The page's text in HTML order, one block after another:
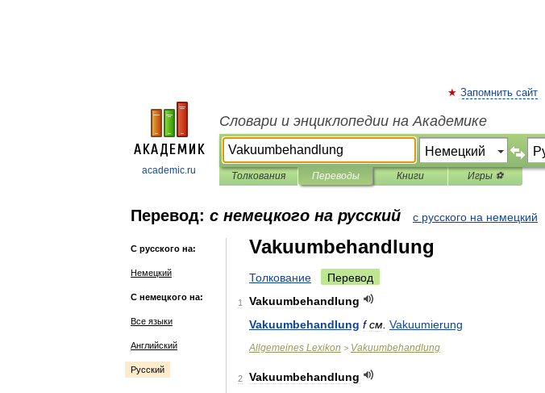
academic.ru
Запомнить сайт
Словари и энциклопедии на Академике
Толкования Переводы Книги Игры ⚽
Перевод: с немецкого на русский с русского на немецкий
С русского на:
Немецкий
С немецкого на:
Все языки
Английский
Русский
Vakuumbehandlung
Толкование Перевод
1
Vakuumbehandlung
Vakuumbehandlung f см Vakuumierung
Allgemeines Lexikon > Vakuumbehandlung
2
Vakuumbehandlung